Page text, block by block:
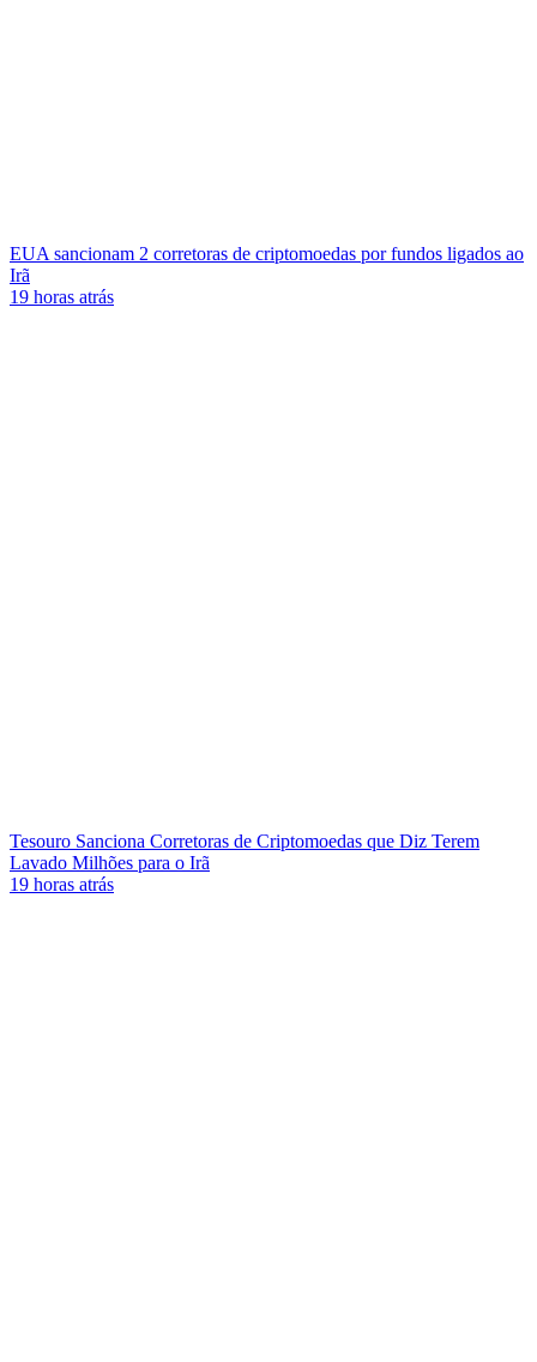
EUA sancionam 2 corretoras de criptomoedas por fundos ligados ao
Irã
19 horas atrás
Tesouro Sanciona Corretoras de Criptomoedas que Diz Terem
Lavado Milhões para o Irã
19 horas atrás